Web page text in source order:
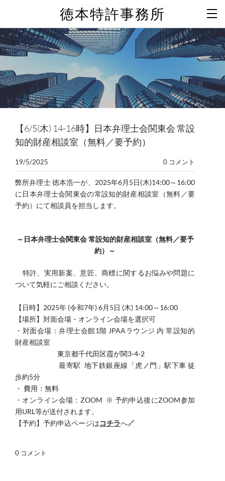
徳本特許事務所
【6/5(木) 14-16時】日本弁理士会関東会 常設
知的財産相談室（無料／要予約）
19/5/2025 0 コメント
弊所弁理士 徳本浩一が、2025年6月5日(木)14:00～16:00
に日本弁理士会関東会の常設知的財産相談室（無料／要
予約）にて相談員を担当します。
～日本弁理士会関東会 常設知的財産相談室（無料／要予
約）～
​特許、実用新案、意匠、商標に関するお悩みや問題に
ついて気軽にご相談ください。
​【日時】 2025年 (令和7年) 6月5日 (木) 14:00～16:00
【場所】対面会場・オンライン会場を選択可
・対面会場：弁理士会館1階 JPAAラウンジ 内 常設知的
財産相談室
東京都千代田区霞が関3-4-2
最寄駅 地下鉄銀座線「虎ノ門」駅下車 徒
歩約5分
・ 費用：無料
・オンライン会場：ZOOM ※ 予約申込後にZOOM参加
用URL等が送付されます。
【予約】予約申込ページはコチラへ🔗
0 コメント